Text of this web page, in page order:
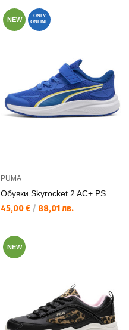
NEW
ONLY
ONLINE
PUMA
Обувки Skyrocket 2 AC+ PS
Текуща цена:
45,00 € / 88,01 лв.
NEW